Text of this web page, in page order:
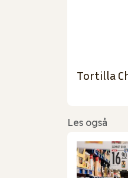
Tortilla
Les også